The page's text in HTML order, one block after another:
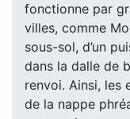
fonctionne par
villes, comme
sous-sol, d’un
dans la dalle de
renvoi. Ainsi, les
de la nappe